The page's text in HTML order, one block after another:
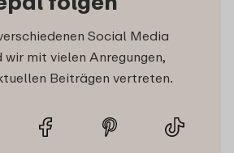
Social Media
wir mit vielen Anregungen,
Beiträgen vertreten.